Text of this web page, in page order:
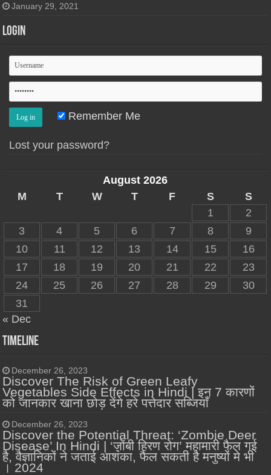
January 29, 2021
Login
Remember Me
Lost your password?
August 2026
M
T W T F S
S
1
2
3
4 5 6 7 8
9
10
11 12 13 14 15
16
17
18 19 20 21 22
23
24
25 26 27 28 29
30
31
« Dec
Timeline
December 26, 2023
Discover The Risk of Green Leafy
Vegetables Side Effects in Hindi | इन 7 कारणों
को जानकार खाना छोड़ देंगे हरे पत्तेदार सब्जियाँ
December 26, 2023
Discover the Potential Threat: ‘Zombie Deer
Disease’ In Hindi | ‘ज़ोंबी हिरण रोग’ महामारी फैल गई
है, वैज्ञानिकों ने जताई आशंका, फैल सकती है मनुष्यों मे भी
। 2024